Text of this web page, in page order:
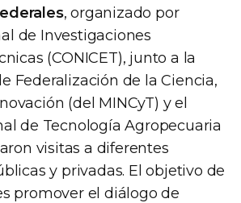
, organizado por
de Investigaciones
(CONICET), junto a la
Federalización de la Ciencia,
(del MINCyT) y el
de Tecnología Agropecuaria
visitas a diferentes
y privadas. El objetivo de
promover el diálogo de